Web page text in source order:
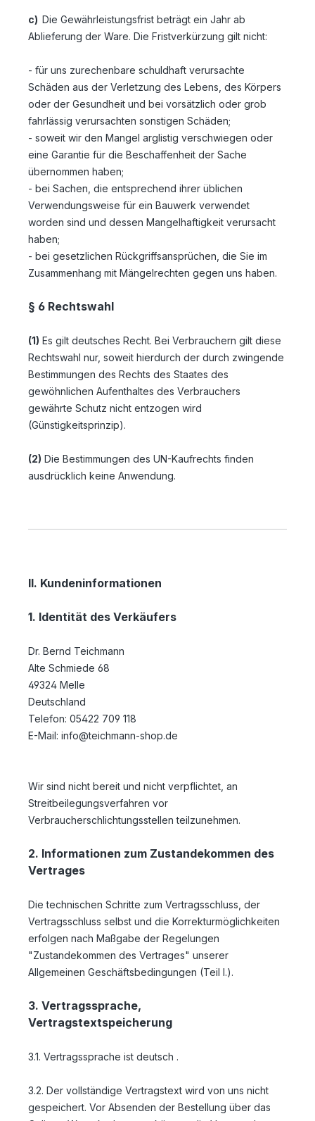
c) Die Gewährleistungsfrist beträgt ein Jahr ab
Ablieferung der Ware. Die Fristverkürzung gilt nicht:
- für uns zurechenbare schuldhaft verursachte
Schäden aus der Verletzung des Lebens, des Körpers
oder der Gesundheit und bei vorsätzlich oder grob
fahrlässig verursachten sonstigen Schäden;
- soweit wir den Mangel arglistig verschwiegen oder
eine Garantie für die Beschaffenheit der Sache
übernommen haben;
- bei Sachen, die entsprechend ihrer üblichen
Verwendungsweise für ein Bauwerk verwendet
worden sind und dessen Mangelhaftigkeit verursacht
haben;
- bei gesetzlichen Rückgriffsansprüchen, die Sie im
Zusammenhang mit Mängelrechten gegen uns haben.
§ 6 Rechtswahl
(1) Es gilt deutsches Recht. Bei Verbrauchern gilt diese
Rechtswahl nur, soweit hierdurch der durch zwingende
Bestimmungen des Rechts des Staates des
gewöhnlichen Aufenthaltes des Verbrauchers
gewährte Schutz nicht entzogen wird
(Günstigkeitsprinzip).
(2) Die Bestimmungen des UN-Kaufrechts finden
ausdrücklich keine Anwendung.
II. Kundeninformationen
1. Identität des Verkäufers
Dr. Bernd Teichmann
Alte Schmiede 68
49324 Melle
Deutschland
Telefon: 05422 709 118
E-Mail: info@teichmann-shop.de
Wir sind nicht bereit und nicht verpflichtet, an
Streitbeilegungsverfahren vor
Verbraucherschlichtungsstellen teilzunehmen.
2. Informationen zum Zustandekommen des
Vertrages
Die technischen Schritte zum Vertragsschluss, der
Vertragsschluss selbst und die Korrekturmöglichkeiten
erfolgen nach Maßgabe der Regelungen
"Zustandekommen des Vertrages" unserer
Allgemeinen Geschäftsbedingungen (Teil I.).
3. Vertragssprache,
Vertragstextspeicherung
3.1. Vertragssprache ist deutsch .
3.2. Der vollständige Vertragstext wird von uns nicht
gespeichert. Vor Absenden der Bestellung über das